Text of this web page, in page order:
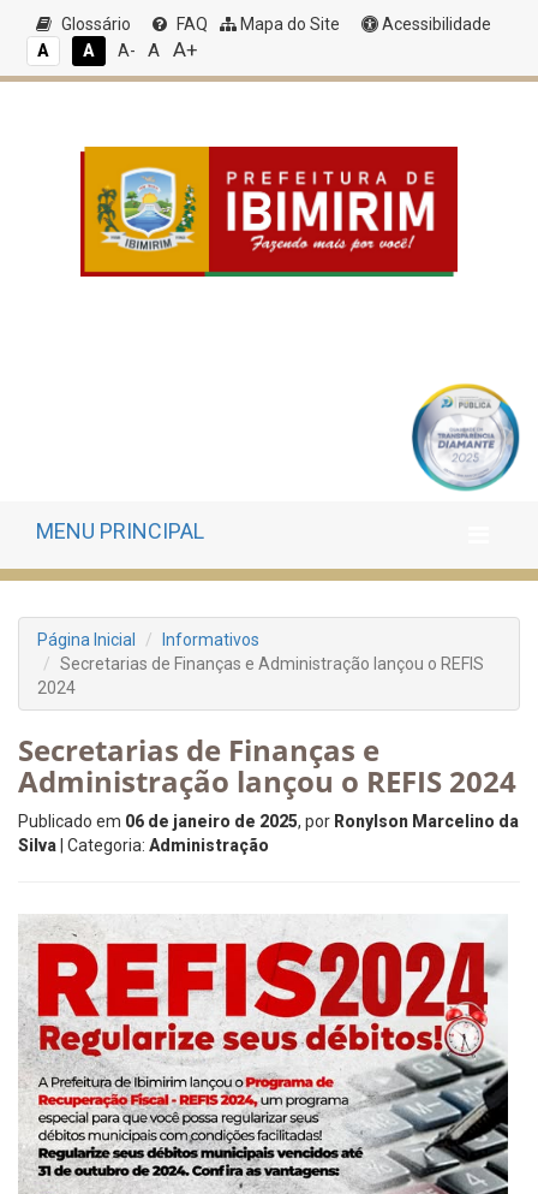
Glossário FAQ Mapa do Site
Acessibilidade
A
A A- A A+
MENU PRINCIPAL
Página Inicial
Informativos
Secretarias de Finanças e Administração lançou o REFIS
2024
Secretarias de Finanças e
Administração lançou o REFIS 2024
Publicado em 06 de janeiro de 2025, por Ronylson Marcelino da
Silva | Categoria: Administração